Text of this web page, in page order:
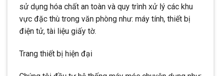
sử dụng hóa chất an toàn và quy trình xử lý các khu
vực đặc thù trong văn phòng như: máy tính, thiết bị
điện tử, tài liệu giấy tờ.
Trang thiết bị hiện đại